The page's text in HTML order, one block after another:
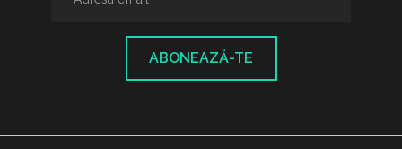
ABONEAZĂ-TE